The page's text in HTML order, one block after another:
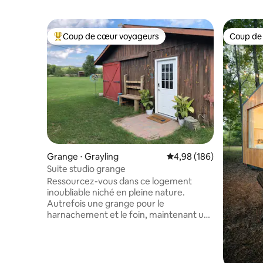
Coups de cœur voyageurs les plus appréciés
Coup de cœur voyageurs
Grange ⋅ Grayling Évaluation moyenne
4,98 (186)
Suite studio grange
Ressourcez-vous dans ce logement
inoubliable niché en pleine nature.
Autrefois une grange pour le
harnachement et le foin, maintenant un
Coup
Coup